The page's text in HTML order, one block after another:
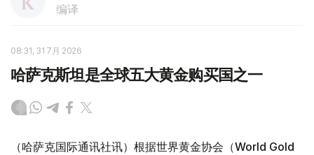
编译
08:31, 31 7月 2026
哈萨克斯坦是全球五大黄金购买国之一
（哈萨克国际通讯社讯）根据世界黄金协会（World Gold